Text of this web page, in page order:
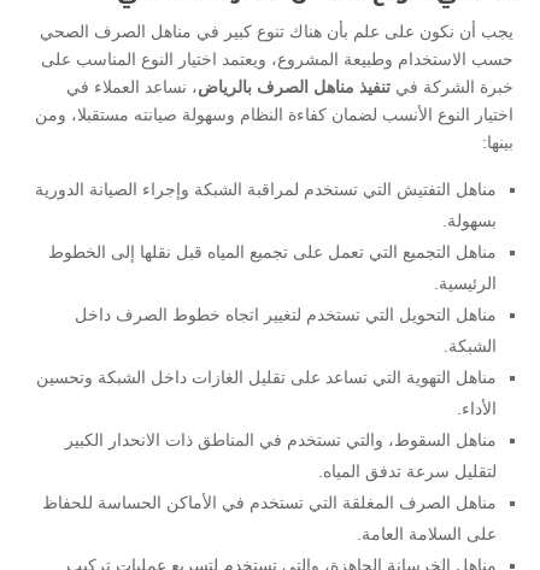
يجب أن نكون على علم بأن هناك تنوع كبير في مناهل الصرف الصحي
حسب الاستخدام وطبيعة المشروع، ويعتمد اختيار النوع المناسب على
خبرة الشركة في تنفيذ مناهل الصرف بالرياض، نساعد العملاء في
اختيار النوع الأنسب لضمان كفاءة النظام وسهولة صيانته مستقبلا، ومن
بينها:
مناهل التفتيش التي تستخدم لمراقبة الشبكة وإجراء الصيانة الدورية
بسهولة.
مناهل التجميع التي تعمل على تجميع المياه قبل نقلها إلى الخطوط
الرئيسية.
مناهل التحويل التي تستخدم لتغيير اتجاه خطوط الصرف داخل
الشبكة.
مناهل التهوية التي تساعد على تقليل الغازات داخل الشبكة وتحسين
الأداء.
مناهل السقوط، والتي تستخدم في المناطق ذات الانحدار الكبير
لتقليل سرعة تدفق المياه.
مناهل الصرف المغلقة التي تستخدم في الأماكن الحساسة للحفاظ
على السلامة العامة.
مناهل الخرسانة الجاهزة، والتي تستخدم لتسريع عمليات تركيب